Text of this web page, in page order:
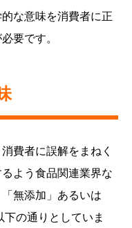
な意味を消費者に正
要です。
費者に誤解をまねく
よう食品関連業界な
無添加」あるいは
下の通りとしていま